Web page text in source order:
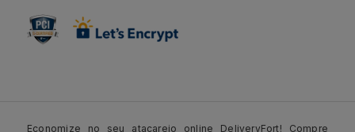
Economize no seu atacarejo online DeliveryFort! Compre